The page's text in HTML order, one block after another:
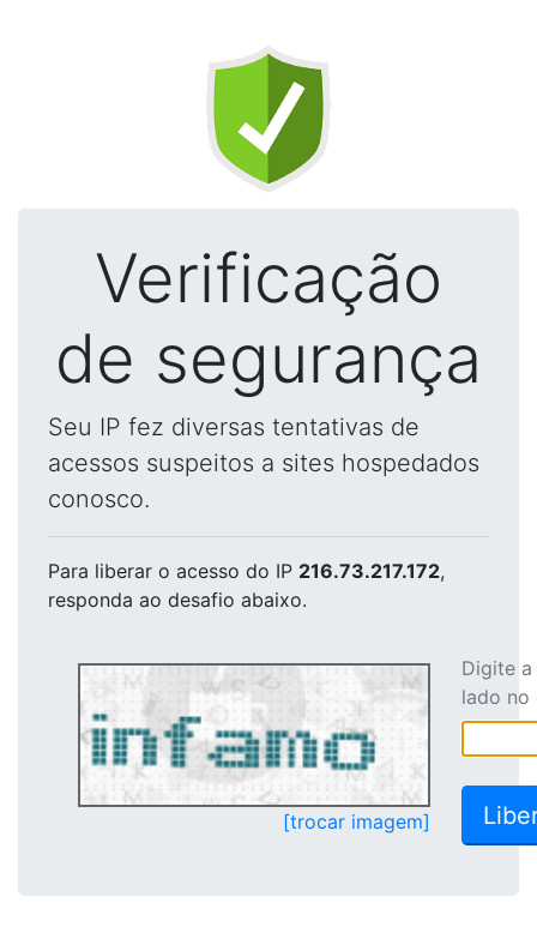
Verificação
de segurança
Seu IP fez diversas tentativas de
acessos suspeitos a sites hospedados
conosco.
Para liberar o acesso do IP 216.73.217.172,
responda ao desafio abaixo.
[trocar imagem]
Digite
lado no